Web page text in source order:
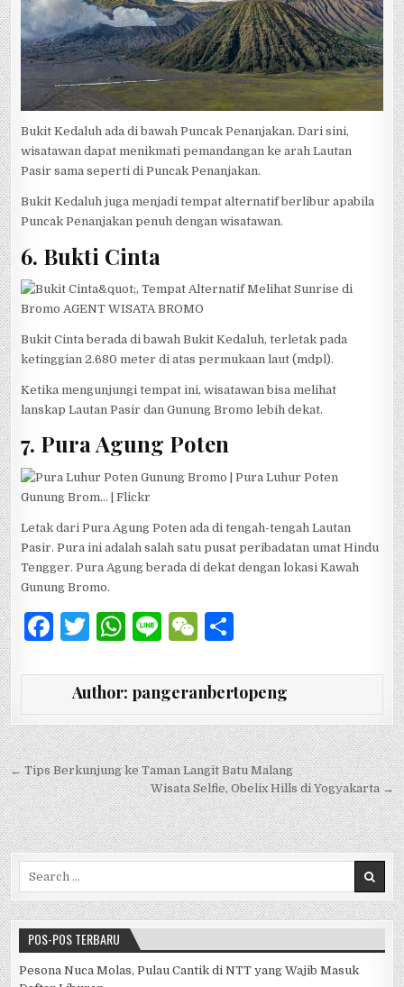
Bukit Kedaluh ada di bawah Puncak Penanjakan. Dari sini,
wisatawan dapat menikmati pemandangan ke arah Lautan
Pasir sama seperti di Puncak Penanjakan.
Bukit Kedaluh juga menjadi tempat alternatif berlibur apabila
Puncak Penanjakan penuh dengan wisatawan.
6. Bukti Cinta
Bukit Cinta berada di bawah Bukit Kedaluh, terletak pada
ketinggian 2.680 meter di atas permukaan laut (mdpl).
Ketika mengunjungi tempat ini, wisatawan bisa melihat
lanskap Lautan Pasir dan Gunung Bromo lebih dekat.
7. Pura Agung Poten
Letak dari Pura Agung Poten ada di tengah-tengah Lautan
Pasir. Pura ini adalah salah satu pusat peribadatan umat Hindu
Tengger. Pura Agung berada di dekat dengan lokasi Kawah
Gunung Bromo.
a
c
e
b
o
o
k
w
it
te
r
h
at
s
A
p
p
n
e
e
C
h
at
h
ar
e
Author:pangeranbertopeng
Navigasi pos
← Tips Berkunjung ke Taman Langit Batu Malang
Wisata Selfie, Obelix Hills di Yogyakarta →
Search for:
POS-POS TERBARU